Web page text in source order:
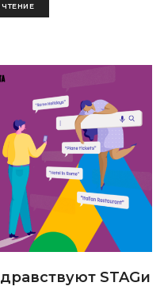
STAGи